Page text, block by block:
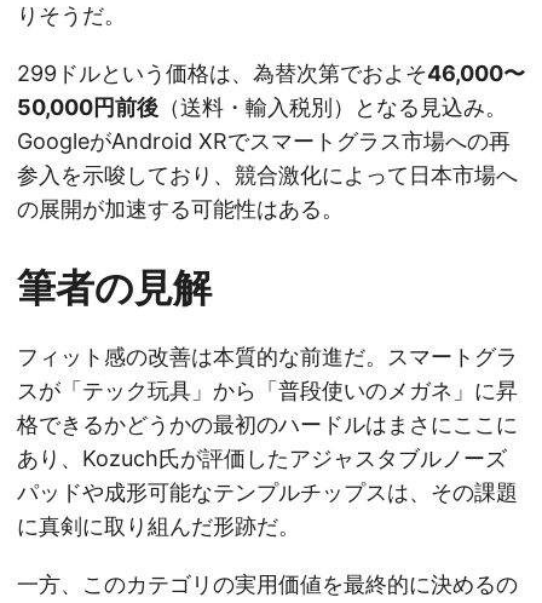
りそうだ。
299ドルという価格は、為替次第でおよそ46,000〜
50,000円前後 （送料・輸入税別）となる見込み。
GoogleがAndroid XRでスマートグラス市場への再
参入を示唆しており、競合激化によって日本市場へ
の展開が加速する可能性はある。
筆者の見解
フィット感の改善は本質的な前進だ。スマートグラ
スが「テック玩具」から「普段使いのメガネ」に昇
格できるかどうかの最初のハードルはまさにここに
あり、Kozuch氏が評価したアジャスタブルノーズ
パッドや成形可能なテンプルチップスは、その課題
に真剣に取り組んだ形跡だ。
一方、このカテゴリの実用価値を最終的に決めるの